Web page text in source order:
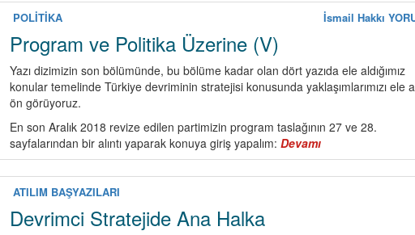
Yarınımız
Yaşında!
POLİTİKA İsmail Hakkı
Program ve Politika Üzerine (V)
Yazı dizimizin son bölümünde, bu bölüme kadar olan dört yazıda ele aldığımız
konular temelinde Türkiye devriminin stratejisi konusunda yaklaşımlarımızı ele
ön görüyoruz.
En son Aralık 2018 revize edilen partimizin program taslağının 27 ve 28.
sayfalarından bir alıntı yaparak konuya giriş yapalım:Devamı
Program
ve
ATILIM BAŞYAZILARI
Devrimci Stratejide Ana Halka